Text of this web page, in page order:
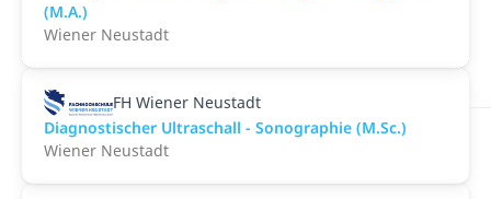
(M.A.)
Wiener Neustadt
FH Wiener Neustadt
Diagnostischer Ultraschall - Sonographie (M.Sc.)
Wiener Neustadt